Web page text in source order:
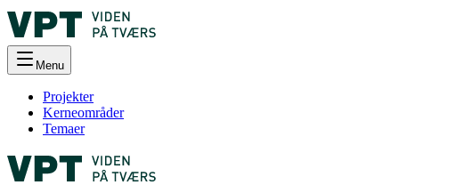
Menu
Projekter
Kerneområder
Temaer